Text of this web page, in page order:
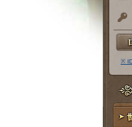
メ
ー
ル
ア
ド
レ
ス
パ
ス
ー
ド
※
ゲー